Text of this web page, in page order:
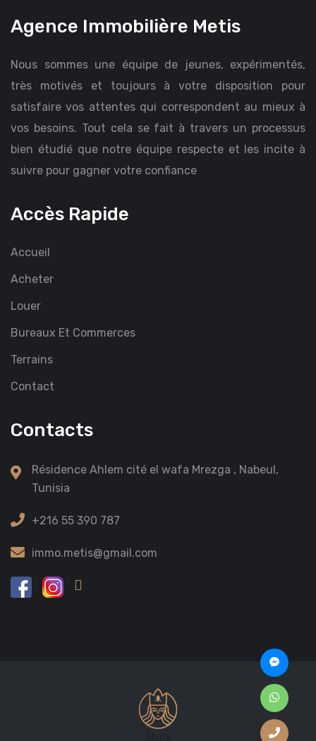
Agence Immobilière Metis
Nous sommes une équipe de jeunes, expérimentés,
très motivés et toujours à votre disposition pour
satisfaire vos attentes qui correspondent au mieux à
vos besoins. Tout cela se fait à travers un processus
bien étudié que notre équipe respecte et les incite à
suivre pour gagner votre confiance
Accès Rapide
Accueil
Acheter
Louer
Bureaux Et Commerces
Terrains
Contact
Contacts
Résidence Ahlem cité el wafa Mrezga , Nabeul,
Tunisia
+216 55 390 787
immo.metis@gmail.com